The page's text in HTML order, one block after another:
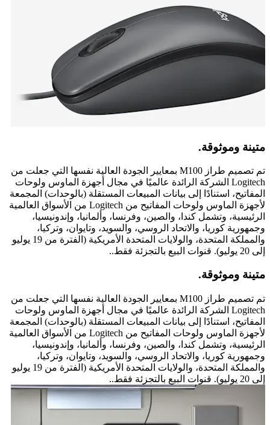
متينة وموثوقة.
تم تصميم طراز M100 بمعايير الجودة العالية نفسها التي جعلت من
Logitech الشركة الرائدة عالميًا في مجال أجهزة الماوس ولوحات
المفاتيح، استنادًا إلى بيانات المبيعات المستقلة (بالوحدات) المجمعة
لأجهزة الماوس ولوحات المفاتيح من Logitech من الأسواق العالمية
الرئيسية، وتشمل كندا، والصين، وفرنسا، وألمانيا، وإندونيسيا،
وجمهورية كوريا، والاتحاد الروسي، والسويد، وتايوان، وتركيا،
والمملكة المتحدة، والولايات المتحدة الأمريكية (الفترة من 19 يوليو
إلى 20 يوليو). قنوات البيع بالتجزئة فقط..
متينة وموثوقة.
تم تصميم طراز M100 بمعايير الجودة العالية نفسها التي جعلت من
Logitech الشركة الرائدة عالميًا في مجال أجهزة الماوس ولوحات
المفاتيح، استنادًا إلى بيانات المبيعات المستقلة (بالوحدات) المجمعة
لأجهزة الماوس ولوحات المفاتيح من Logitech من الأسواق العالمية
الرئيسية، وتشمل كندا، والصين، وفرنسا، وألمانيا، وإندونيسيا،
وجمهورية كوريا، والاتحاد الروسي، والسويد، وتايوان، وتركيا،
والمملكة المتحدة، والولايات المتحدة الأمريكية (الفترة من 19 يوليو
إلى 20 يوليو). قنوات البيع بالتجزئة فقط..